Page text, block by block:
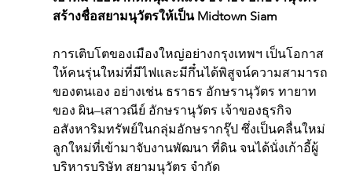
สร้างชื่อสยามนุวัตรให้เป็น Midtown Siam
การเติบโตของเมืองใหญ่อย่างกรุงเทพฯ เป็นโอกาส
ให้คนรุ่นใหม่ที่มีไฟและมีกึ๋นได้พิสูจน์ความสามารถ
ของตนเอง อย่างเช่น ธราธร อักษรานุวัตร ทายาท
ของ ผิน–เสาวณีย์ อักษรานุวัตร เจ้าของธุรกิจ
อสังหาริมทรัพย์ในกลุ่มอักษรากรุ๊ป ซึ่งเป็นคลื่นใหม่
ลูกใหม่ที่เข้ามาจับงานพัฒนา ที่ดิน จนได้นั่งเก้าอี้ผู้
บริหารบริษัท สยามนุวัตร จำกัด